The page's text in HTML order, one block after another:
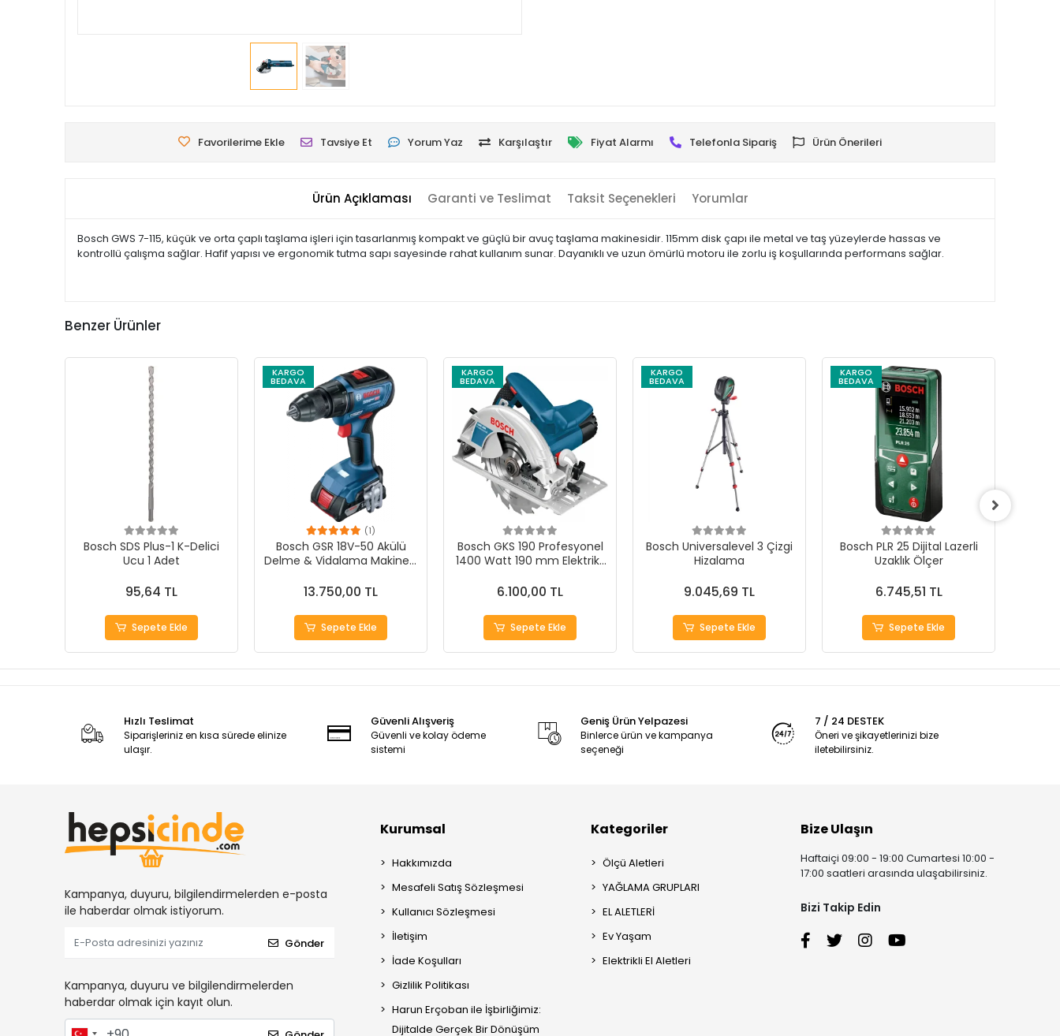
Favorilerime Ekle Tavsiye Et Yorum Yaz Karşılaştır Fiyat Alarmı Telefonla Sipariş Ürün Önerileri
Ürün Açıklaması Garanti ve Teslimat Taksit Seçenekleri Yorumlar
Bosch GWS 7-115, küçük ve orta çaplı taşlama işleri için tasarlanmış kompakt ve güçlü bir avuç taşlama makinesidir. 115mm disk çapı ile metal ve taş yüzeylerde hassas ve
kontrollü çalışma sağlar. Hafif yapısı ve ergonomik tutma sapı sayesinde rahat kullanım sunar. Dayanıklı ve uzun ömürlü motoru ile zorlu iş koşullarında performans sağlar.
Benzer Ürünler
Bosch SDS Plus-1 K-Delici
Ucu 1 Adet
95,64 TL
Sepete Ekle
KARGO
BEDAVA
(1)
Bosch GSR 18V-50 Akülü
Delme & Vidalama Makinesi
13.750,00 TL
Sepete Ekle
KARGO
BEDAVA
Bosch GKS 190 Profesyonel
1400 Watt 190 mm Elektrikli
6.100,00 TL
Sepete Ekle
KARGO
BEDAVA
Bosch Universalevel 3 Çizgi
Hizalama
9.045,69 TL
Sepete Ekle
KARGO
BEDAVA
Bosch PLR 25 Dijital Lazerli
Uzaklık Ölçer
6.745,51 TL
Sepete Ekle
Hızlı Teslimat
Siparişleriniz en kısa sürede elinize
ulaşır.
Güvenli Alışveriş
Güvenli ve kolay ödeme
sistemi
Geniş Ürün Yelpazesi
Binlerce ürün ve kampanya
seçeneği
7 / 24 DESTEK
Öneri ve şikayetlerinizi bize
iletebilirsiniz.
Kampanya, duyuru, bilgilendirmelerden e-posta
ile haberdar olmak istiyorum.
Gönder
Kampanya, duyuru ve bilgilendirmelerden
haberdar olmak için kayıt olun.
Kurumsal
Hakkımızda
Mesafeli Satış Sözleşmesi
Kullanıcı Sözleşmesi
İletişim
İade Koşulları
Gizlilik Politikası
Harun Erçoban ile İşbirliğimiz:
Dijitalde Gerçek Bir Dönüşüm
Kategoriler
Ölçü Aletleri
YAĞLAMA GRUPLARI
EL ALETLERİ
Ev Yaşam
Elektrikli El Aletleri
Bize Ulaşın
Haftaiçi 09:00 - 19:00 Cumartesi 10:00 -
17:00 saatleri arasında ulaşabilirsiniz.
Bizi Takip Edin